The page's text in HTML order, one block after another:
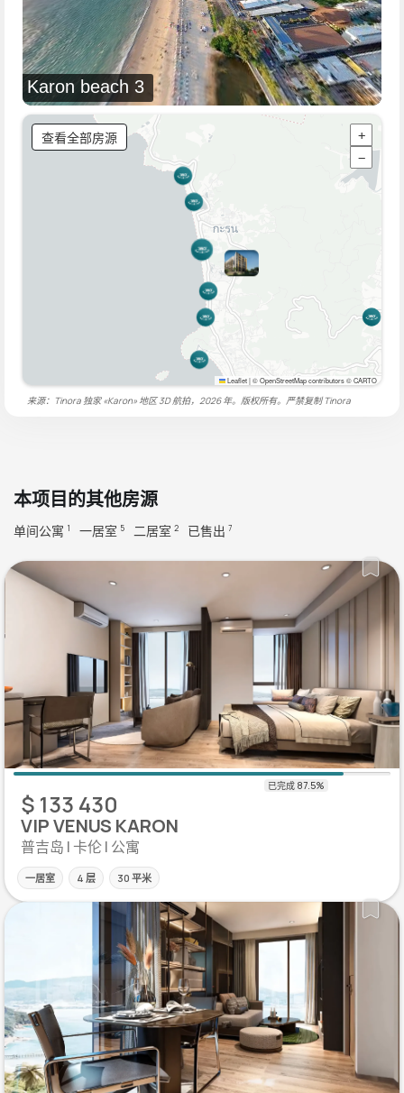
Karon beach 3
查看全部房源
+
−
Leaflet|© OpenStreetMap contributors © CARTO
来源：Tinora 独家 «Karon» 地区 3D 航拍，2026 年。版权所有。严禁复制Tinora
本项目的其他房源
单间公寓 1 一居室 5 二居室 2 已售出 7
$ 133 430
VIP VENUS KARON
普吉岛 | 卡伦 | 公寓
一居室 4 层 30 平米